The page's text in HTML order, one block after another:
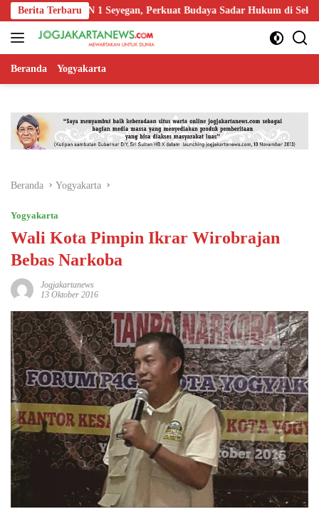
Langsung
ke
konten
Berita Terbaru
SMKN 1 Seyegan, Perkuat Budaya Sadar Hukum di Sekolah
Beranda Yogyakarta
Beranda Yogyakarta
Yogyakarta
Wali Kota Pimpin Ikrar Wirobrajan
Bebas Narkoba
Jogjakartanews
13 Oktober 2016